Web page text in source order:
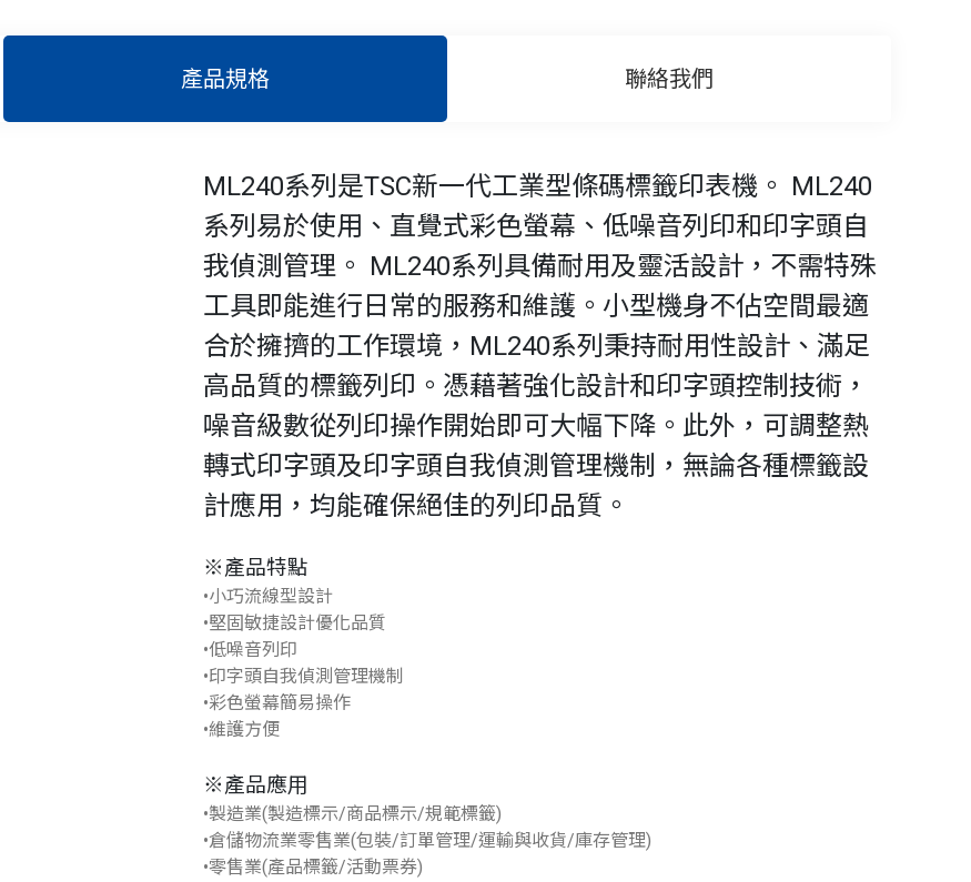
產品規格 聯絡我們
ML240系列是TSC新一代工業型條碼標籤印表機。 ML240
系列易於使用、直覺式彩色螢幕、低噪音列印和印字頭自
我偵測管理。 ML240系列具備耐用及靈活設計，不需特殊
工具即能進行日常的服務和維護。小型機身不佔空間最適
合於擁擠的工作環境，ML240系列秉持耐用性設計、滿足
高品質的標籤列印。憑藉著強化設計和印字頭控制技術，
噪音級數從列印操作開始即可大幅下降。此外，可調整熱
轉式印字頭及印字頭自我偵測管理機制，無論各種標籤設
計應用，均能確保絕佳的列印品質。
※產品特點
•小巧流線型設計
•堅固敏捷設計優化品質
•低噪音列印
•印字頭自我偵測管理機制
•彩色螢幕簡易操作
•維護方便
※產品應用
•製造業(製造標示/商品標示/規範標籤)
•倉儲物流業零售業(包裝/訂單管理/運輸與收貨/庫存管理)
•零售業(產品標籤/活動票券)